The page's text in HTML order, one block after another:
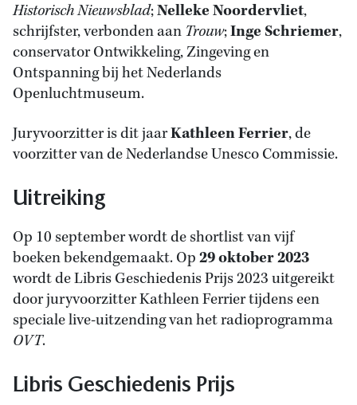
Historisch Nieuwsblad;Nelleke Noordervliet,
schrijfster, verbonden aanTrouw;Inge Schriemer,
conservator Ontwikkeling, Zingeving en
Ontspanning bij het Nederlands
Openluchtmuseum.
Juryvoorzitter is dit jaarKathleen Ferrier, de
voorzitter van de Nederlandse Unesco Commissie.
Uitreiking
Op 10 september wordt de shortlist van vijf
boeken bekendgemaakt. Op29 oktober 2023
wordt de Libris Geschiedenis Prijs 2023 uitgereikt
door juryvoorzitter Kathleen Ferrier tijdens een
speciale live-uitzending van het radioprogramma
OVT.
Libris Geschiedenis Prijs